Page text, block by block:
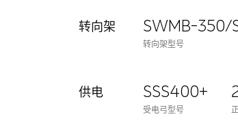
转向架 SWMB-350/
转向架型号
供电 SSS400+
受电弓型号